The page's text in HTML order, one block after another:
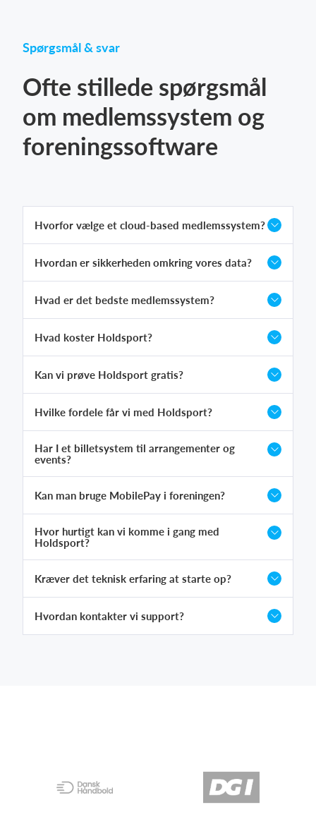
Spørgsmål & svar
Ofte stillede spørgsmål
om medlemssystem og
foreningssoftware
Hvorfor vælge et cloud-based medlemssystem?
Hvordan er sikkerheden omkring vores data?
Hvad er det bedste medlemssystem?
Hvad koster Holdsport?
Kan vi prøve Holdsport gratis?
Hvilke fordele får vi med Holdsport?
Har I et billetsystem til arrangementer og
events?
Kan man bruge MobilePay i foreningen?
Hvor hurtigt kan vi komme i gang med
Holdsport?
Kræver det teknisk erfaring at starte op?
Hvordan kontakter vi support?